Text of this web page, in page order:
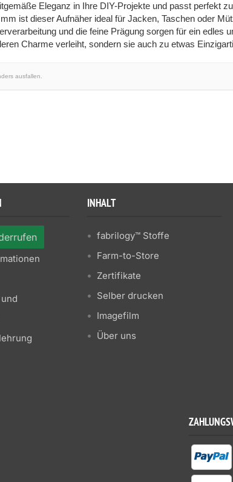
Eleganz in Ihre DIY-Projekte und passt perfekt
ist dieser Aufnäher ideal für Jacken, Taschen oder
und die feine Prägung sorgen für ein edles
Charme verleiht, sondern sie auch zu etwas
ausfallen.
INHALT
fabrilogy™ Stoffe
Farm-to-Store
Zertifikate
Selber drucken
Imagefilm
Über uns